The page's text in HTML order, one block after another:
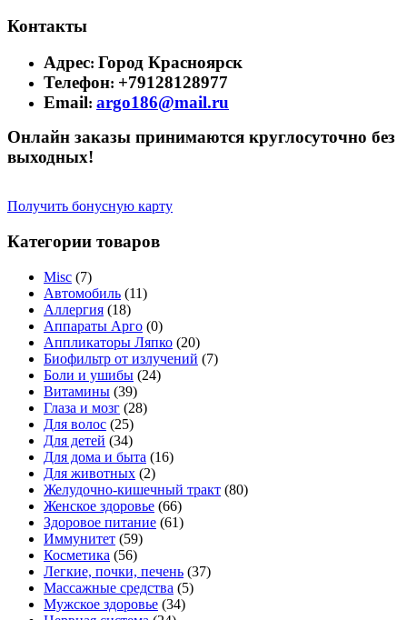
Контакты
Адрес: Город Красноярск
Телефон: +79128128977
Email: argo186@mail.ru
Онлайн заказы принимаются круглосуточно без
выходных!
Получить бонусную карту
Категории товаров
Misc (7)
Автомобиль (11)
Аллергия (18)
Аппараты Арго (0)
Аппликаторы Ляпко (20)
Биофильтр от излучений (7)
Боли и ушибы (24)
Витамины (39)
Глаза и мозг (28)
Для волос (25)
Для детей (34)
Для дома и быта (16)
Для животных (2)
Желудочно-кишечный тракт (80)
Женское здоровье (66)
Здоровое питание (61)
Иммунитет (59)
Косметика (56)
Легкие, почки, печень (37)
Массажные средства (5)
Мужское здоровье (34)